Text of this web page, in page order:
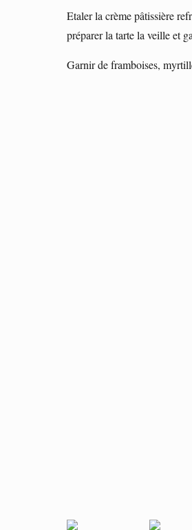
Etaler la crème pâtissière
préparer la tarte la veille et
Garnir de framboises,